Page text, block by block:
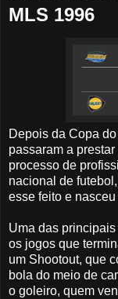
MLS 1996
Depois da Copa
passaram a
processo de
nacional de
esse feito e
Uma das
os jogos que
um Shootout, que
bola do meio de
o goleiro, quem